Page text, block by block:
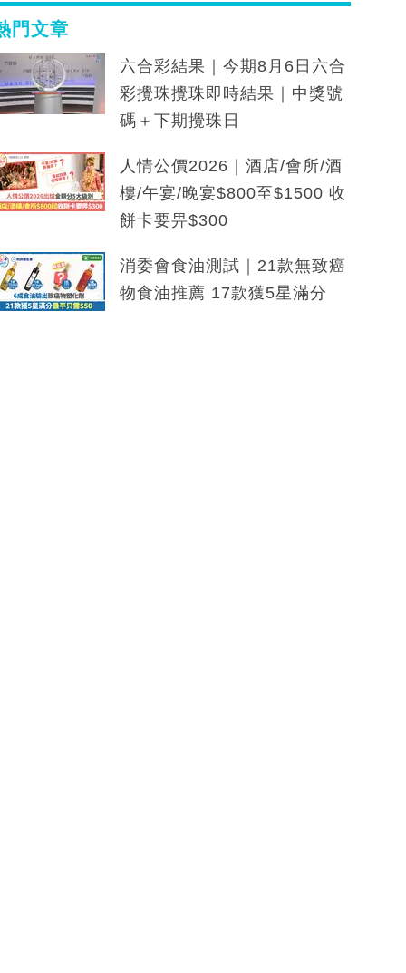
門文章
六合彩結果｜今期8月6日六合
彩攪珠攪珠即時結果｜中獎號
碼＋下期攪珠日
人情公價2026｜酒店/會所/酒
樓/午宴/晚宴$800至$1500 收
餅卡要畀$300
消委會食油測試｜21款無致癌
物食油推薦 17款獲5星滿分